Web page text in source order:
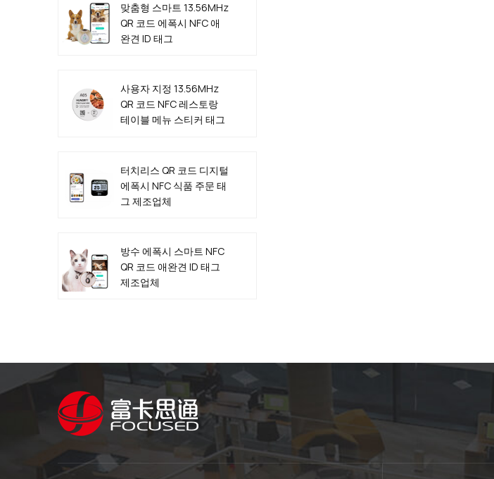
맞춤형 스마트 13.56MHz
QR 코드 에폭시 NFC 애
완견 ID 태그
사용자 지정 13.56MHz
QR 코드 NFC 레스토랑
테이블 메뉴 스티커 태그
터치리스 QR 코드 디지털
에폭시 NFC 식품 주문 태
그 제조업체
방수 에폭시 스마트 NFC
QR 코드 애완견 ID 태그
제조업체